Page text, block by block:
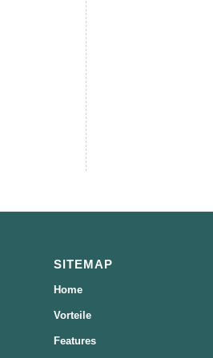
SITEMAP
Home
Vorteile
Features